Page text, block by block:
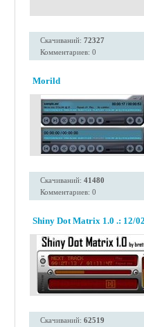
Скачиваний: 72327
Комментариев: 0
Morild
Скачиваний: 41480
Комментариев: 0
Shiny Dot Matrix 1.0 .: 12/
Скачиваний: 62519